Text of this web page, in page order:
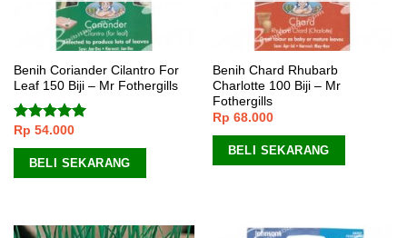
Benih Coriander Cilantro For
Leaf 150 Biji – Mr Fothergills
Dinilai5.00
dari 5
Rp 54.000
BELI SEKARANG
Benih Chard Rhubarb
Charlotte 100 Biji – Mr
Fothergills
Rp 68.000
BELI SEKARANG